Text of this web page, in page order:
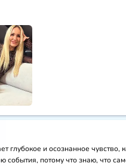
и осознанное чувство,
потому что знаю, что